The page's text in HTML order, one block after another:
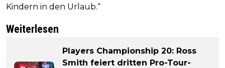
Kindern in den Urlaub.“
Weiterlesen
Players Championship 20: Ross
Smith feiert dritten Pro-Tour-